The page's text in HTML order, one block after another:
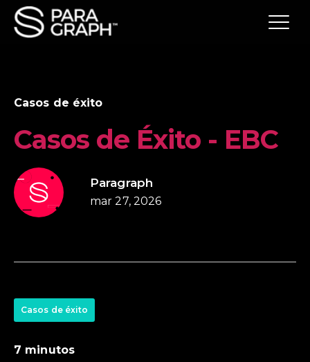
Casos de éxito
Casos de Éxito - EBC
Paragraph
mar 27, 2026
Casos de éxito
7 minutos